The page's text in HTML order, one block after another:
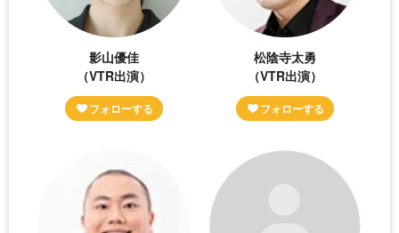
影山優佳
（VTR出演）
松陰寺太勇
（VTR出演）